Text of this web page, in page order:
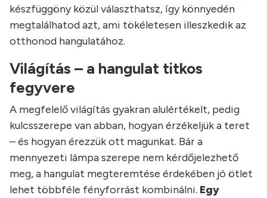
készfüggöny közül választhatsz, így könnyedén
megtalálhatod azt, ami tökéletesen illeszkedik az
otthonod hangulatához.
Világítás – a hangulat titkos
fegyvere
A megfelelő világítás gyakran alulértékelt, pedig
kulcsszerepe van abban, hogyan érzékeljük a teret
– és hogyan érezzük ott magunkat. Bár a
mennyezeti lámpa szerepe nem kérdőjelezhető
meg, a hangulat megteremtése érdekében jó ötlet
lehet többféle fényforrást kombinálni. Egy